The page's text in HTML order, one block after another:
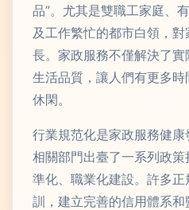
品”。尤其是雙職工家庭、
及工作繁忙的都市白領，
長。家政服務不僅解決了
生活品質，讓人們有更多
休閑。
行業規范化是家政服務健
相關部門出臺了一系列政
準化、職業化建設。許多
訓，建立完善的信用體系